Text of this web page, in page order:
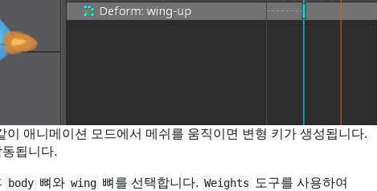
이 애니메이션 모드에서 메쉬를 움직이면 변형 키가 생성됩니다.
됩니다.
body 뼈와 wing 뼈를 선택합니다. Weights 도구를 사용하여